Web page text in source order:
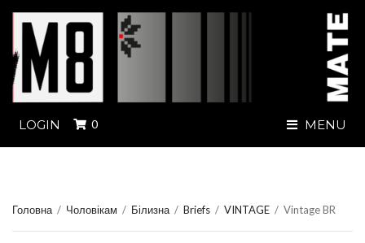
LOGIN 0 MENU
Головна / Чоловікам / Білизна / Briefs / VINTAGE / Vintage BR